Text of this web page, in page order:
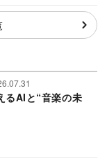
るAIと“音楽の未